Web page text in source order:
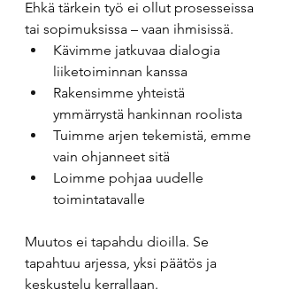
Ehkä tärkein työ ei ollut prosesseissa
tai sopimuksissa – vaan ihmisissä.
Kävimme jatkuvaa dialogia
liiketoiminnan kanssa
Rakensimme yhteistä
ymmärrystä hankinnan roolista
Tuimme arjen tekemistä, emme
vain ohjanneet sitä
Loimme pohjaa uudelle
toimintatavalle
Muutos ei tapahdu dioilla. Se
tapahtuu arjessa, yksi päätös ja
keskustelu kerrallaan.